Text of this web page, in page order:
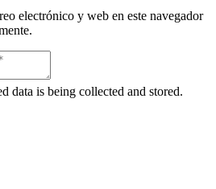
electrónico y web en este navegador
data is being collected and stored.